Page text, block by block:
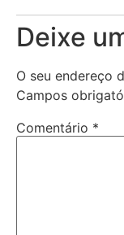
Deixe
O seu endereço
Campos
Comentário *